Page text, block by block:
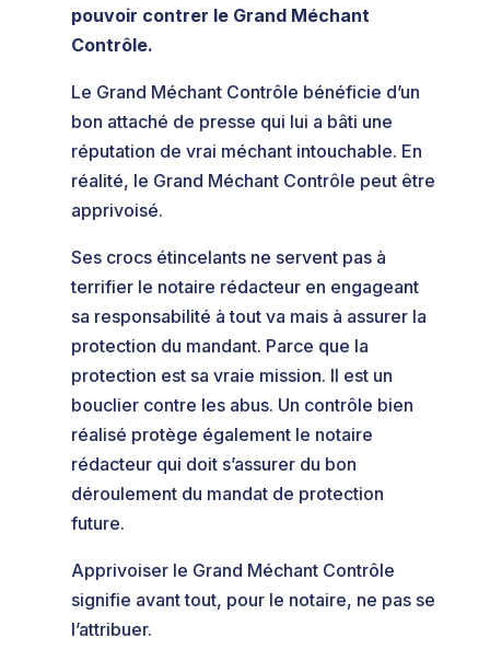
pouvoir contrer le Grand Méchant
Contrôle.
Le Grand Méchant Contrôle bénéficie d’un
bon attaché de presse qui lui a bâti une
réputation de vrai méchant intouchable. En
réalité, le Grand Méchant Contrôle peut être
apprivoisé.
Ses crocs étincelants ne servent pas à
terrifier le notaire rédacteur en engageant
sa responsabilité à tout va mais à assurer la
protection du mandant. Parce que la
protection est sa vraie mission. Il est un
bouclier contre les abus. Un contrôle bien
réalisé protège également le notaire
rédacteur qui doit s’assurer du bon
déroulement du mandat de protection
future.
Apprivoiser le Grand Méchant Contrôle
signifie avant tout, pour le notaire, ne pas se
l’attribuer.